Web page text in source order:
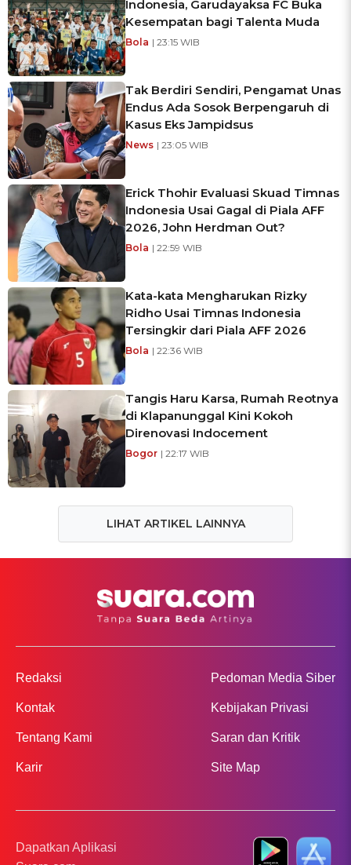
Indonesia, Garudayaksa FC Buka
Kesempatan bagi Talenta Muda
Bola | 23:15 WIB
Tak Berdiri Sendiri, Pengamat Unas
Endus Ada Sosok Berpengaruh di
Kasus Eks Jampidsus
News | 23:05 WIB
Erick Thohir Evaluasi Skuad Timnas
Indonesia Usai Gagal di Piala AFF
2026, John Herdman Out?
Bola | 22:59 WIB
Kata-kata Mengharukan Rizky
Ridho Usai Timnas Indonesia
Tersingkir dari Piala AFF 2026
Bola | 22:36 WIB
Tangis Haru Karsa, Rumah Reotnya
di Klapanunggal Kini Kokoh
Direnovasi Indocement
Bogor | 22:17 WIB
LIHAT ARTIKEL LAINNYA
Redaksi
Kontak
Tentang Kami
Karir
Pedoman Media Siber
Kebijakan Privasi
Saran dan Kritik
Site Map
Dapatkan Aplikasi